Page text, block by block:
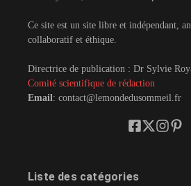
Ce site est un site libre et indépendant,
collaboratif et éthique.
Directrice de publication : Dr Sylvie
Comité scientifique de rédaction
Email : contact@lemondedusommeil.fr
Liste des catégories